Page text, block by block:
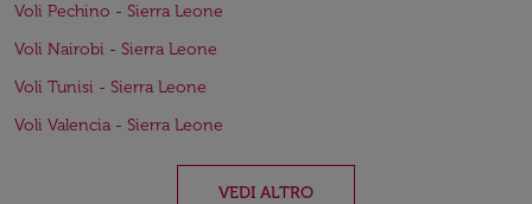
Voli Pechino - Sierra Leone
Voli Nairobi - Sierra Leone
Voli Tunisi - Sierra Leone
Voli Valencia - Sierra Leone
VEDI ALTRO